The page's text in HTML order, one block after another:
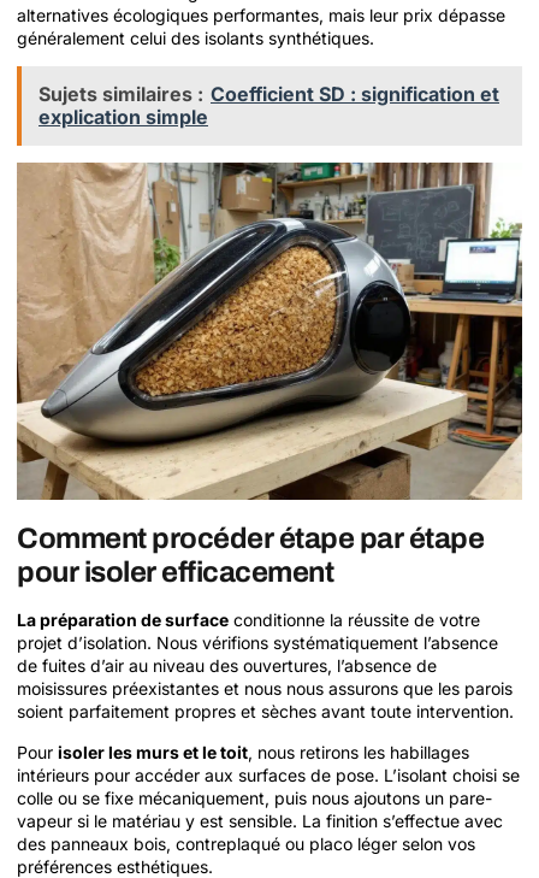
alternatives écologiques performantes, mais leur prix dépasse
généralement celui des isolants synthétiques.
Sujets similaires : Coefficient SD : signification et
explication simple
Comment procéder étape par étape
pour isoler efficacement
La préparation de surface conditionne la réussite de votre
projet d’isolation. Nous vérifions systématiquement l’absence
de fuites d’air au niveau des ouvertures, l’absence de
moisissures préexistantes et nous nous assurons que les parois
soient parfaitement propres et sèches avant toute intervention.
Pour isoler les murs et le toit, nous retirons les habillages
intérieurs pour accéder aux surfaces de pose. L’isolant choisi se
colle ou se fixe mécaniquement, puis nous ajoutons un pare-
vapeur si le matériau y est sensible. La finition s’effectue avec
des panneaux bois, contreplaqué ou placo léger selon vos
préférences esthétiques.